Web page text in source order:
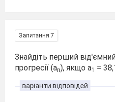
Запитання 7
Знайдіть перший
прогресії (аn), якщо а1 =
варіанти відповідей